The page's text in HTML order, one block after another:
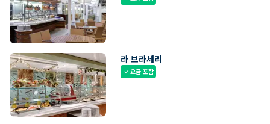
라 브라세리
check요금 포함